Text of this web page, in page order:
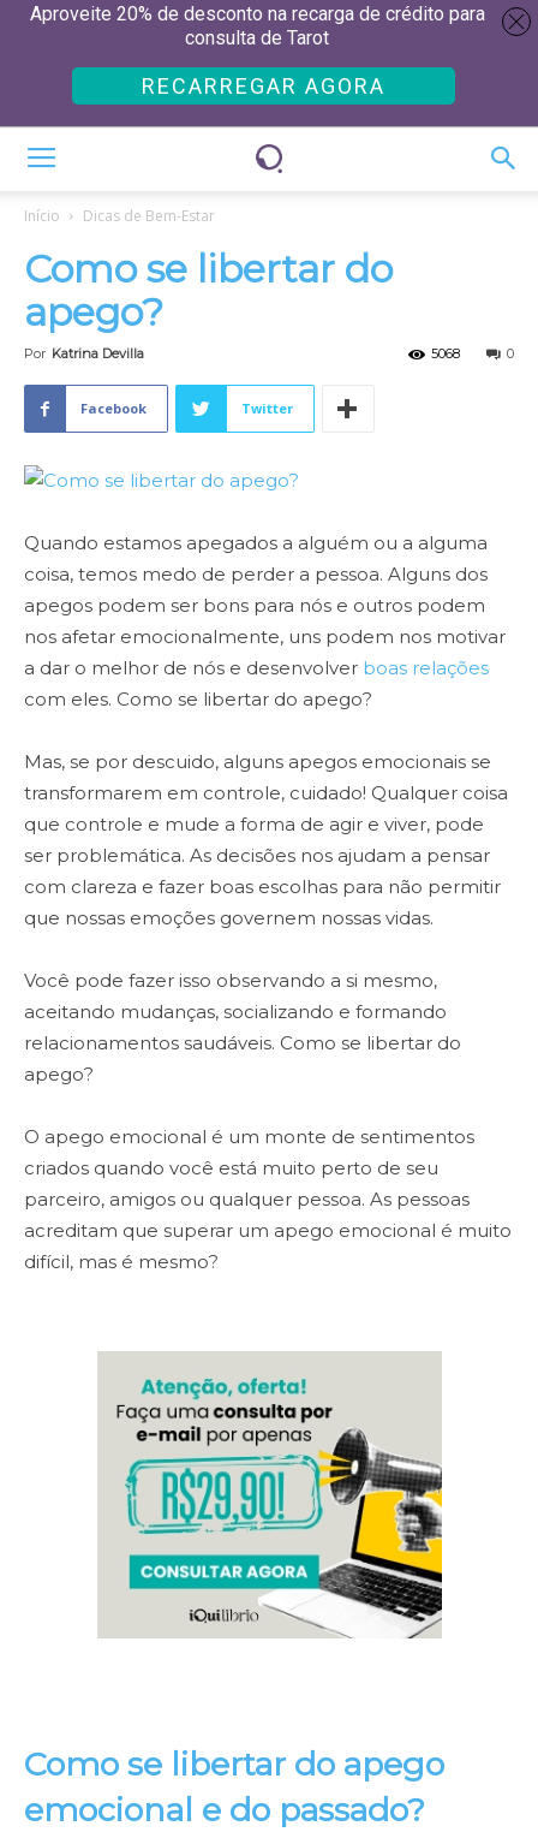
Início Dicas de Bem-Estar
Como se libertar do
apego?
Por Katrina Devilla 0
5068
Facebook Twitter
Quando estamos apegados a alguém ou a alguma
coisa, temos medo de perder a pessoa. Alguns dos
apegos podem ser bons para nós e outros podem
nos afetar emocionalmente, uns podem nos motivar
a dar o melhor de nós e desenvolver boas relações
com eles. Como se libertar do apego?
Mas, se por descuido, alguns apegos emocionais se
transformarem em controle, cuidado! Qualquer coisa
que controle e mude a forma de agir e viver, pode
ser problemática. As decisões nos ajudam a pensar
com clareza e fazer boas escolhas para não permitir
que nossas emoções governem nossas vidas.
Você pode fazer isso observando a si mesmo,
aceitando mudanças, socializando e formando
relacionamentos saudáveis. Como se libertar do
apego?
O apego emocional é um monte de sentimentos
criados quando você está muito perto de seu
parceiro, amigos ou qualquer pessoa. As pessoas
acreditam que superar um apego emocional é muito
difícil, mas é mesmo?
Como se libertar do apego
emocional e do passado?
Aproveite 20% de desconto na recarga de crédito para
consulta de Tarot
RECARREGAR AGORA